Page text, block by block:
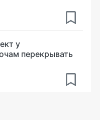
у
перекрывать